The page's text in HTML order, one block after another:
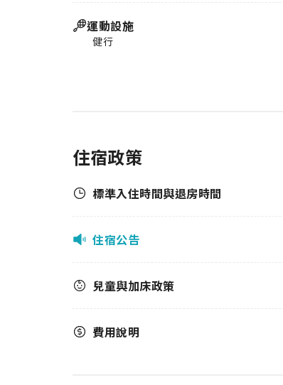
運動設施
健行
住宿政策
標準入住時間與退房時間
住宿公告
兒童與加床政策
費用說明